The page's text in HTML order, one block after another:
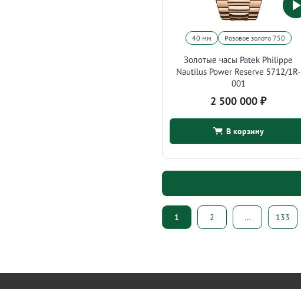
40 мм Розовое золото 750
Золотые часы Patek Philippe
Nautilus Power Reserve 5712/1R-
001
2 500 000₽
В корзину
Пагинация
записей
1 2 … 133